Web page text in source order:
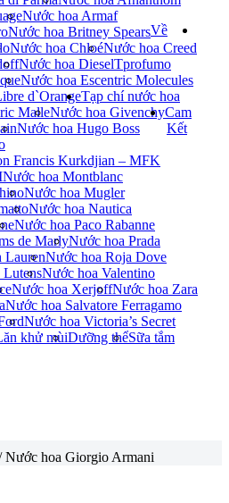
Nước hoa Armaf
Nước hoa Britney Spears
Nước hoa ChloéNước hoa Creed
Nước hoa Diesel
Nước hoa Escentric Molecules
d`Orange
MalleNước hoa Givenchy
Nước hoa Hugo Boss
Francis Kurkdjian – MFK
Nước hoa Montblanc
Nước hoa Mugler
Nước hoa Nautica
Nước hoa Paco Rabanne
de MarlyNước hoa Prada
LaurenNước hoa Roja Dove
LutensNước hoa Valentino
Nước hoa XerjoffNước hoa Zara
Nước hoa Salvatore Ferragamo
Nước hoa Victoria’s Secret
khử mùiDưỡng thểSữa tắm
Về
Tprofumo
Tạp chí nước hoa
Cam
Kết
Nước hoa Giorgio Armani